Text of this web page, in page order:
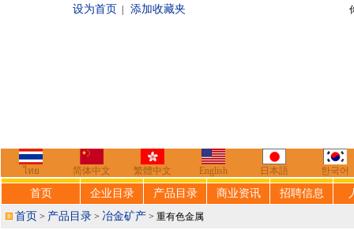
设为首页 添加收藏夹 你好，欢迎来到
ไทย 简体中文 繁體中文 English 日本語 한국어
首页 企业目录 产品目录 商业资讯 招聘信息
首页 > 产品目录 > 冶金矿产 > 重有色金属